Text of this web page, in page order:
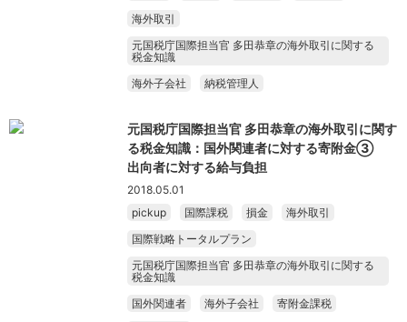
海外取引
元国税庁国際担当官 多田恭章の海外取引に関する
税金知識
海外子会社
納税管理人
元国税庁国際担当官 多田恭章の海外取引に関す
る税金知識：国外関連者に対する寄附金③
出向者に対する給与負担
2018.05.01
pickup
国際課税 損金
海外取引
国際戦略トータルプラン
元国税庁国際担当官 多田恭章の海外取引に関する
税金知識
国外関連者
海外子会社
寄附金課税